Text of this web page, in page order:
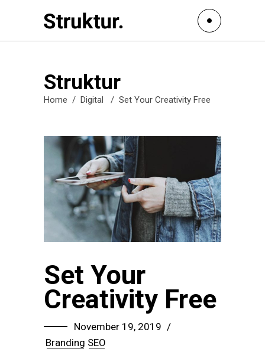
Struktur
Home / Digital / Set Your Creativity Free
Set Your
Creativity Free
November 19, 2019
Branding SEO